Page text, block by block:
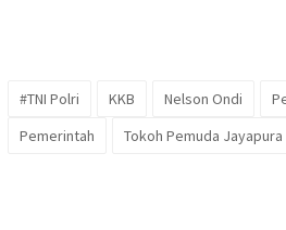
#TNI Polri KKB Nelson Ondi
Pemerintah
Tokoh Pemuda Jayapura